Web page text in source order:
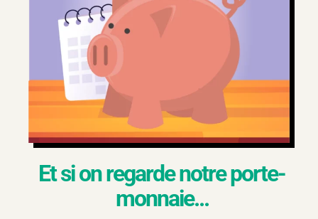
Et si on regarde notre porte-
monnaie...